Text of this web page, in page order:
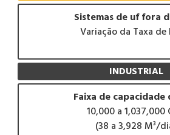
Sistemas de uf fora
Variação da Taxa de
INDUSTRIAL
Faixa de capacidade
10,000 a 1,037,000
(38 a 3,928 M³/